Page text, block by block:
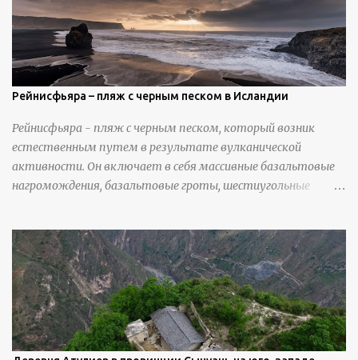
https://calvinnicholls.com/
Рейнисфьяра – пляж с черным песком в Исландии
Рейнисфьяра - пляж с черным песком, который возник
естественным путем в результате вулканической
активности. Он включает в себя массивные базальтовые
нагромождения, базальтовые гроты, шестиугольные